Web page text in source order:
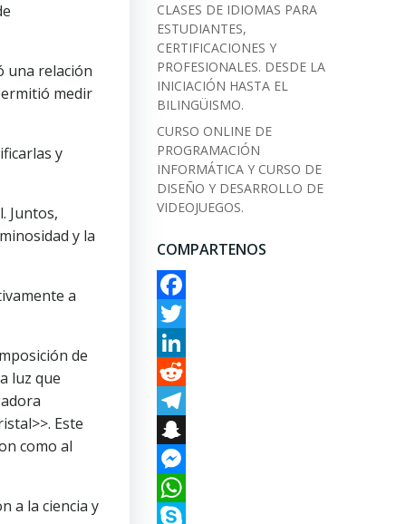
una relación
medir
y
Juntos,
y la
a
de
luz que
Este
como al
a la ciencia y
CLASES DE IDIOMAS PARA
ESTUDIANTES,
CERTIFICACIONES Y
PROFESIONALES. DESDE LA
INICIACIÓN HASTA EL
BILINGÜISMO.
CURSO ONLINE DE
PROGRAMACIÓN
INFORMÁTICA Y CURSO DE
DISEÑO Y DESARROLLO DE
VIDEOJUEGOS.
COMPARTENOS
Facebook
Twitter
LinkedIn
Reddit
Telegram
Snapchat
Messenger
WhatsApp